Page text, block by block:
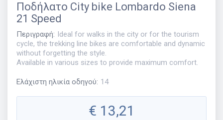
Ποδήλατο City bike Lombardo Siena
21 Speed
Περιγραφή: Ideal for walks in the city or for the tourism
cycle, the trekking line bikes are comfortable and dynamic
without forgetting the style.
Available in various sizes to provide maximum comfort.
Ελάχιστη ηλικία οδηγού: 14
€ 13,21